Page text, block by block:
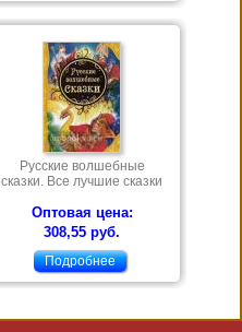
Русские волшебные
сказки. Все лучшие сказки
Оптовая цена:
308,55 руб.
Подробнее